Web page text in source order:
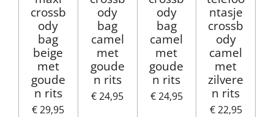
crossb
ody
bag
beige
met
goude
n rits
€ 29,95
ody
bag
camel
met
goude
n rits
€ 24,95
ody
bag
camel
met
goude
n rits
€ 24,95
ntasje
crossb
ody
camel
met
zilvere
n rits
€ 22,95